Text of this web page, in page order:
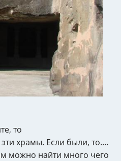
то
храмы. Если были, то....
можно найти много чего